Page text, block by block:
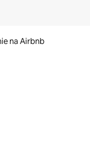
na Airbnb